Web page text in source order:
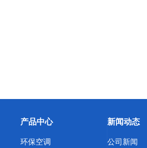
产品中心
环保空调
新闻动态
公司新闻